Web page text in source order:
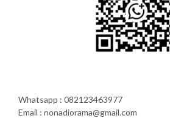
Whatsapp : 082123463977
Email : nonadiorama@gmail.com